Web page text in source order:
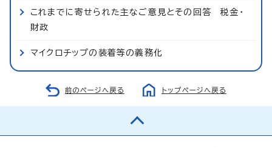
これまでに寄せられた主なご意見とその回答 税金・
財政
マイクロチップの装着等の義務化
前のページへ戻る トップページへ戻る